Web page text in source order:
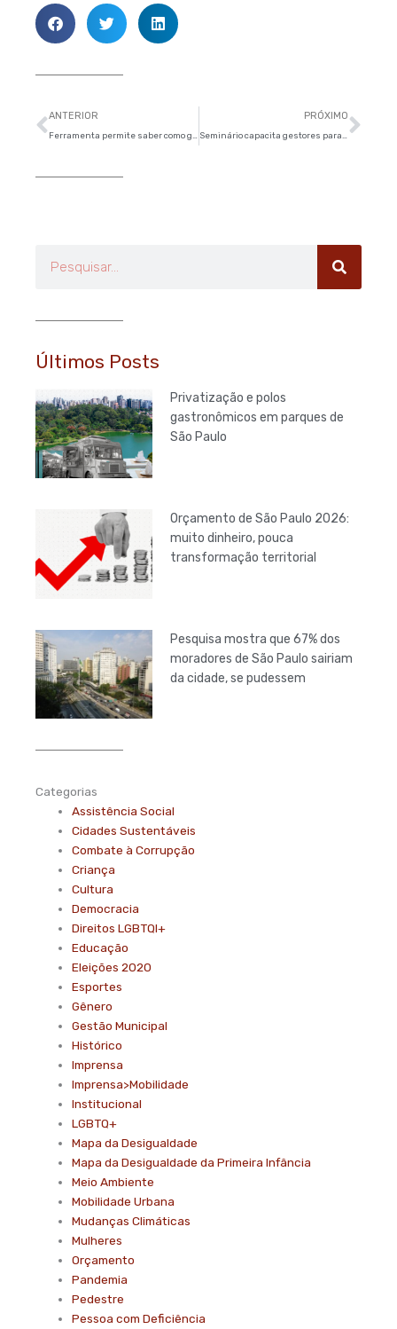
Anterior
ANTERIOR PRÓXIMO
Últimos Posts
Privatização e polos
gastronômicos em parques de
São Paulo
Orçamento de São Paulo 2026:
muito dinheiro, pouca
transformação territorial
Pesquisa mostra que 67% dos
moradores de São Paulo sairiam
da cidade, se pudessem
Categorias
Assistência Social
Cidades Sustentáveis
Combate à Corrupção
Criança
Cultura
Democracia
Direitos LGBTQI+
Educação
Eleições 2020
Esportes
Gênero
Gestão Municipal
Histórico
Imprensa
Imprensa>Mobilidade
Institucional
LGBTQ+
Mapa da Desigualdade
Mapa da Desigualdade da Primeira Infância
Meio Ambiente
Mobilidade Urbana
Mudanças Climáticas
Mulheres
Orçamento
Pandemia
Pedestre
Pessoa com Deficiência